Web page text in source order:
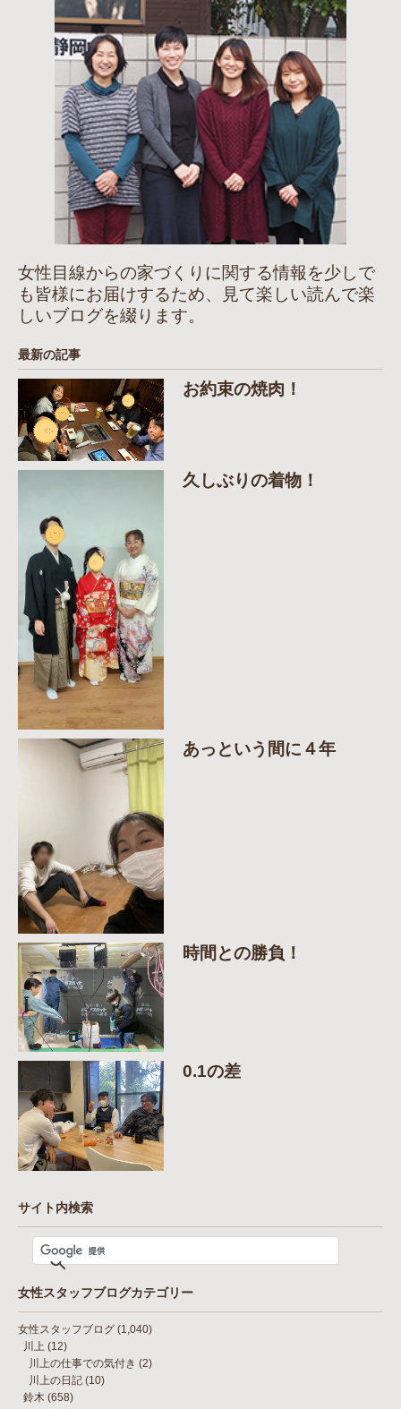
女性目線からの家づくりに関する情報を少しで
も皆様にお届けするため、見て楽しい読んで楽
しいブログを綴ります。
最新の記事
お約束の焼肉！
久しぶりの着物！
あっという間に４年
時間との勝負！
0.1の差
サイト内検索
女性スタッフブログカテゴリー
女性スタッフブログ (1,040)
川上 (12)
川上の仕事での気付き (2)
川上の日記 (10)
鈴木 (658)